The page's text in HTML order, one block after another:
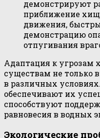
демонстрируют
приближение
движения,
демонстрацию
отпугивания
Адаптация к угрозам
существам не только
в различных
обеспечивают их
способствуют
равновесия в водных
Экологические